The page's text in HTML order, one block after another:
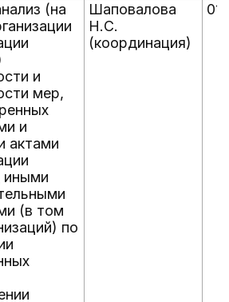
(на
и
мер,
и
актами
иными
(в том
по
Шаповалова
Н.С.
(координация)